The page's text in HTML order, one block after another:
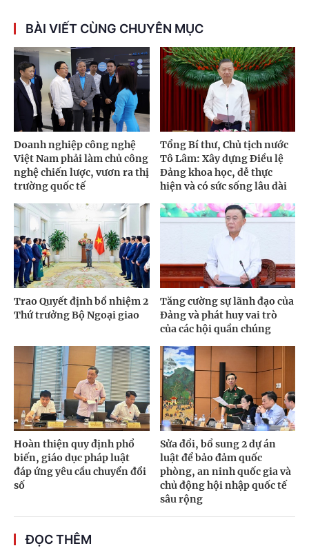
BÀI VIẾT CÙNG CHUYÊN MỤC
Doanh nghiệp công nghệ
Việt Nam phải làm chủ công
nghệ chiến lược, vươn ra thị
trường quốc tế
Tổng Bí thư, Chủ tịch nước
Tô Lâm: Xây dựng Điều lệ
Đảng khoa học, dễ thực
hiện và có sức sống lâu dài
Trao Quyết định bổ nhiệm 2
Thứ trưởng Bộ Ngoại giao
Tăng cường sự lãnh đạo của
Đảng và phát huy vai trò
của các hội quần chúng
Hoàn thiện quy định phổ
biến, giáo dục pháp luật
đáp ứng yêu cầu chuyển đổi
số
Sửa đổi, bổ sung 2 dự án
luật để bảo đảm quốc
phòng, an ninh quốc gia và
chủ động hội nhập quốc tế
sâu rộng
ĐỌC THÊM